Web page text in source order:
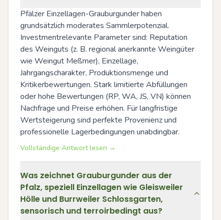
Pfälzer Einzellagen-Grauburgunder haben
grundsätzlich moderates Sammlerpotenzial.
Investmentrelevante Parameter sind: Reputation
des Weinguts (z. B. regional anerkannte Weingüter
wie Weingut Meßmer), Einzellage,
Jahrgangscharakter, Produktionsmenge und
Kritikerbewertungen. Stark limitierte Abfüllungen
oder hohe Bewertungen (RP, WA, JS, VN) können
Nachfrage und Preise erhöhen. Für langfristige
Wertsteigerung sind perfekte Provenienz und
professionelle Lagerbedingungen unabdingbar.
Vollständige Antwort lesen →
Was zeichnet Grauburgunder aus der
Pfalz, speziell Einzellagen wie Gleisweiler
Hölle und Burrweiler Schlossgarten,
sensorisch und terroirbedingt aus?